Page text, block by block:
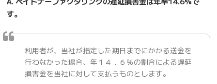
す。
利用者が、当社が指定した期日までにかかる送金を
行わなかった場合、年１４．６％の割合による遅延
損害金を当社に対して支払うものとします。